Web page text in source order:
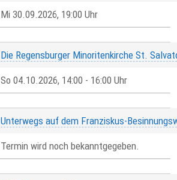
Mi 30.09.2026, 19:00 Uhr
Die Regensburger Minoritenkirche St.
So 04.10.2026, 14:00 - 16:00 Uhr
Unterwegs auf dem Franziskus-
Termin wird noch bekanntgegeben.